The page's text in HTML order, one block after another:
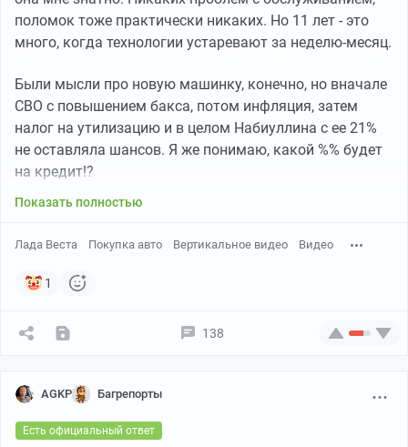
Конечно, гораздо интереснее! Облазили все
достопримечательности (они очень компактно
Очень интересен музей Лермонтова. А также
путешествие на электрокарах. В программе 4
Остап спасал от «проваливания», место дуэли
и начнется отсчет ))
происходит ))
поломок тоже практически никаких. Но 11 лет - это
много, когда технологии устаревают за неделю-месяц.
Были мысли про новую машинку, конечно, но вначале
СВО с повышением бакса, потом инфляция, затем
налог на утилизацию и в целом Набиуллина с ее 21%
не оставляла шансов. Я же понимаю, какой %% будет
на кредит!?
Показать полностью
Лада Веста Покупка авто Вертикальное видео Видео
1
138
AGKP Багрепорты
Есть официальный ответ